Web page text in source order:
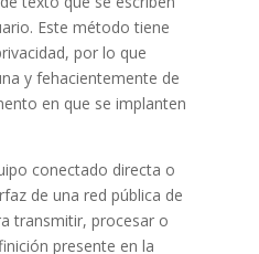
Este método tiene
por lo que
y fehacientemente de
en que se implanten
conectado directa o
de una red pública de
transmitir, procesar o
presente en la